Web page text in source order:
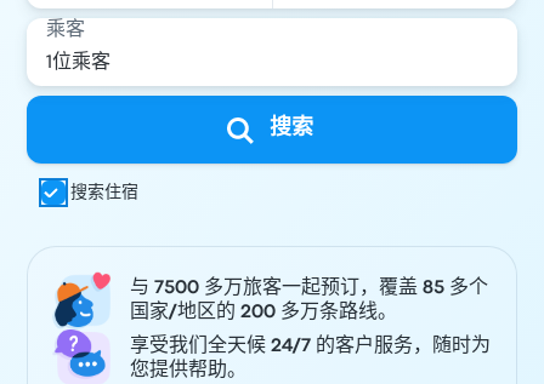
乘客
搜索
搜索住宿
与 7500 多万旅客一起预订，覆盖 85 多个
国家/地区的 200 多万条路线。
享受我们全天候 24/7 的客户服务，随时为
您提供帮助。